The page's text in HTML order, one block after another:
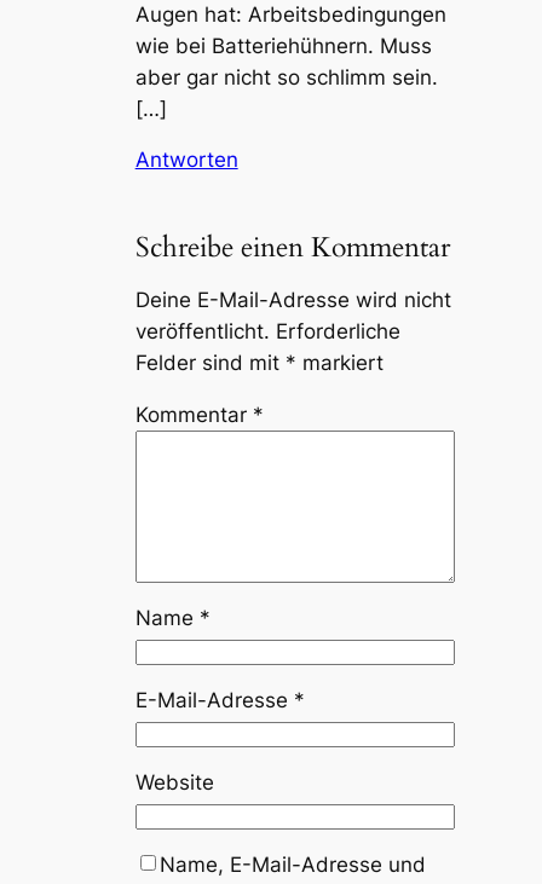
Augen hat: Arbeitsbedingungen
wie bei Batteriehühnern. Muss
aber gar nicht so schlimm sein.
[…]
Antworten
Schreibe einen Kommentar
Deine E-Mail-Adresse wird nicht
veröffentlicht. Erforderliche
Felder sind mit * markiert
Kommentar *
Name *
E-Mail-Adresse *
Website
Name, E-Mail-Adresse und